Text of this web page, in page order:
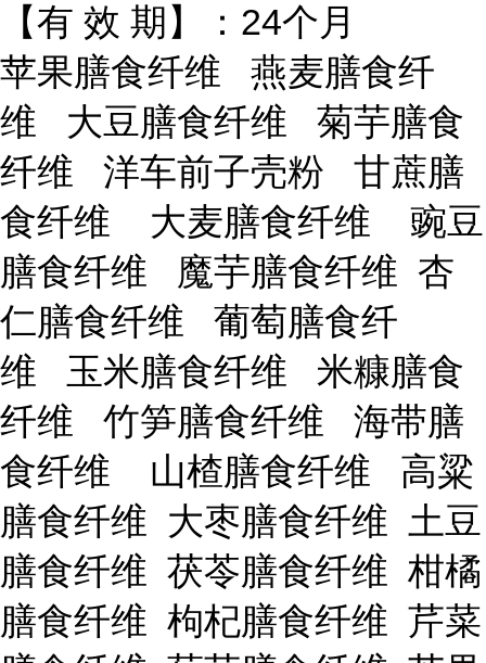
【有 效 期】：24个月
苹果膳食纤维 燕麦膳食纤
维 大豆膳食纤维 菊芋膳食
纤维 洋车前子壳粉 甘蔗膳
食纤维 大麦膳食纤维 豌豆
膳食纤维 魔芋膳食纤维 杏
仁膳食纤维 葡萄膳食纤
维 玉米膳食纤维 米糠膳食
纤维 竹笋膳食纤维 海带膳
食纤维 山楂膳食纤维 高粱
膳食纤维 大枣膳食纤维 土豆
膳食纤维 茯苓膳食纤维 柑橘
膳食纤维 枸杞膳食纤维 芹菜